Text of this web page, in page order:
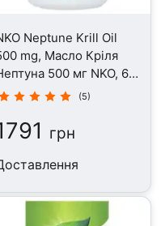
Neptune Krill Oil
mg, Масло Кріля
500 мг NKO, 60
(5)
грн